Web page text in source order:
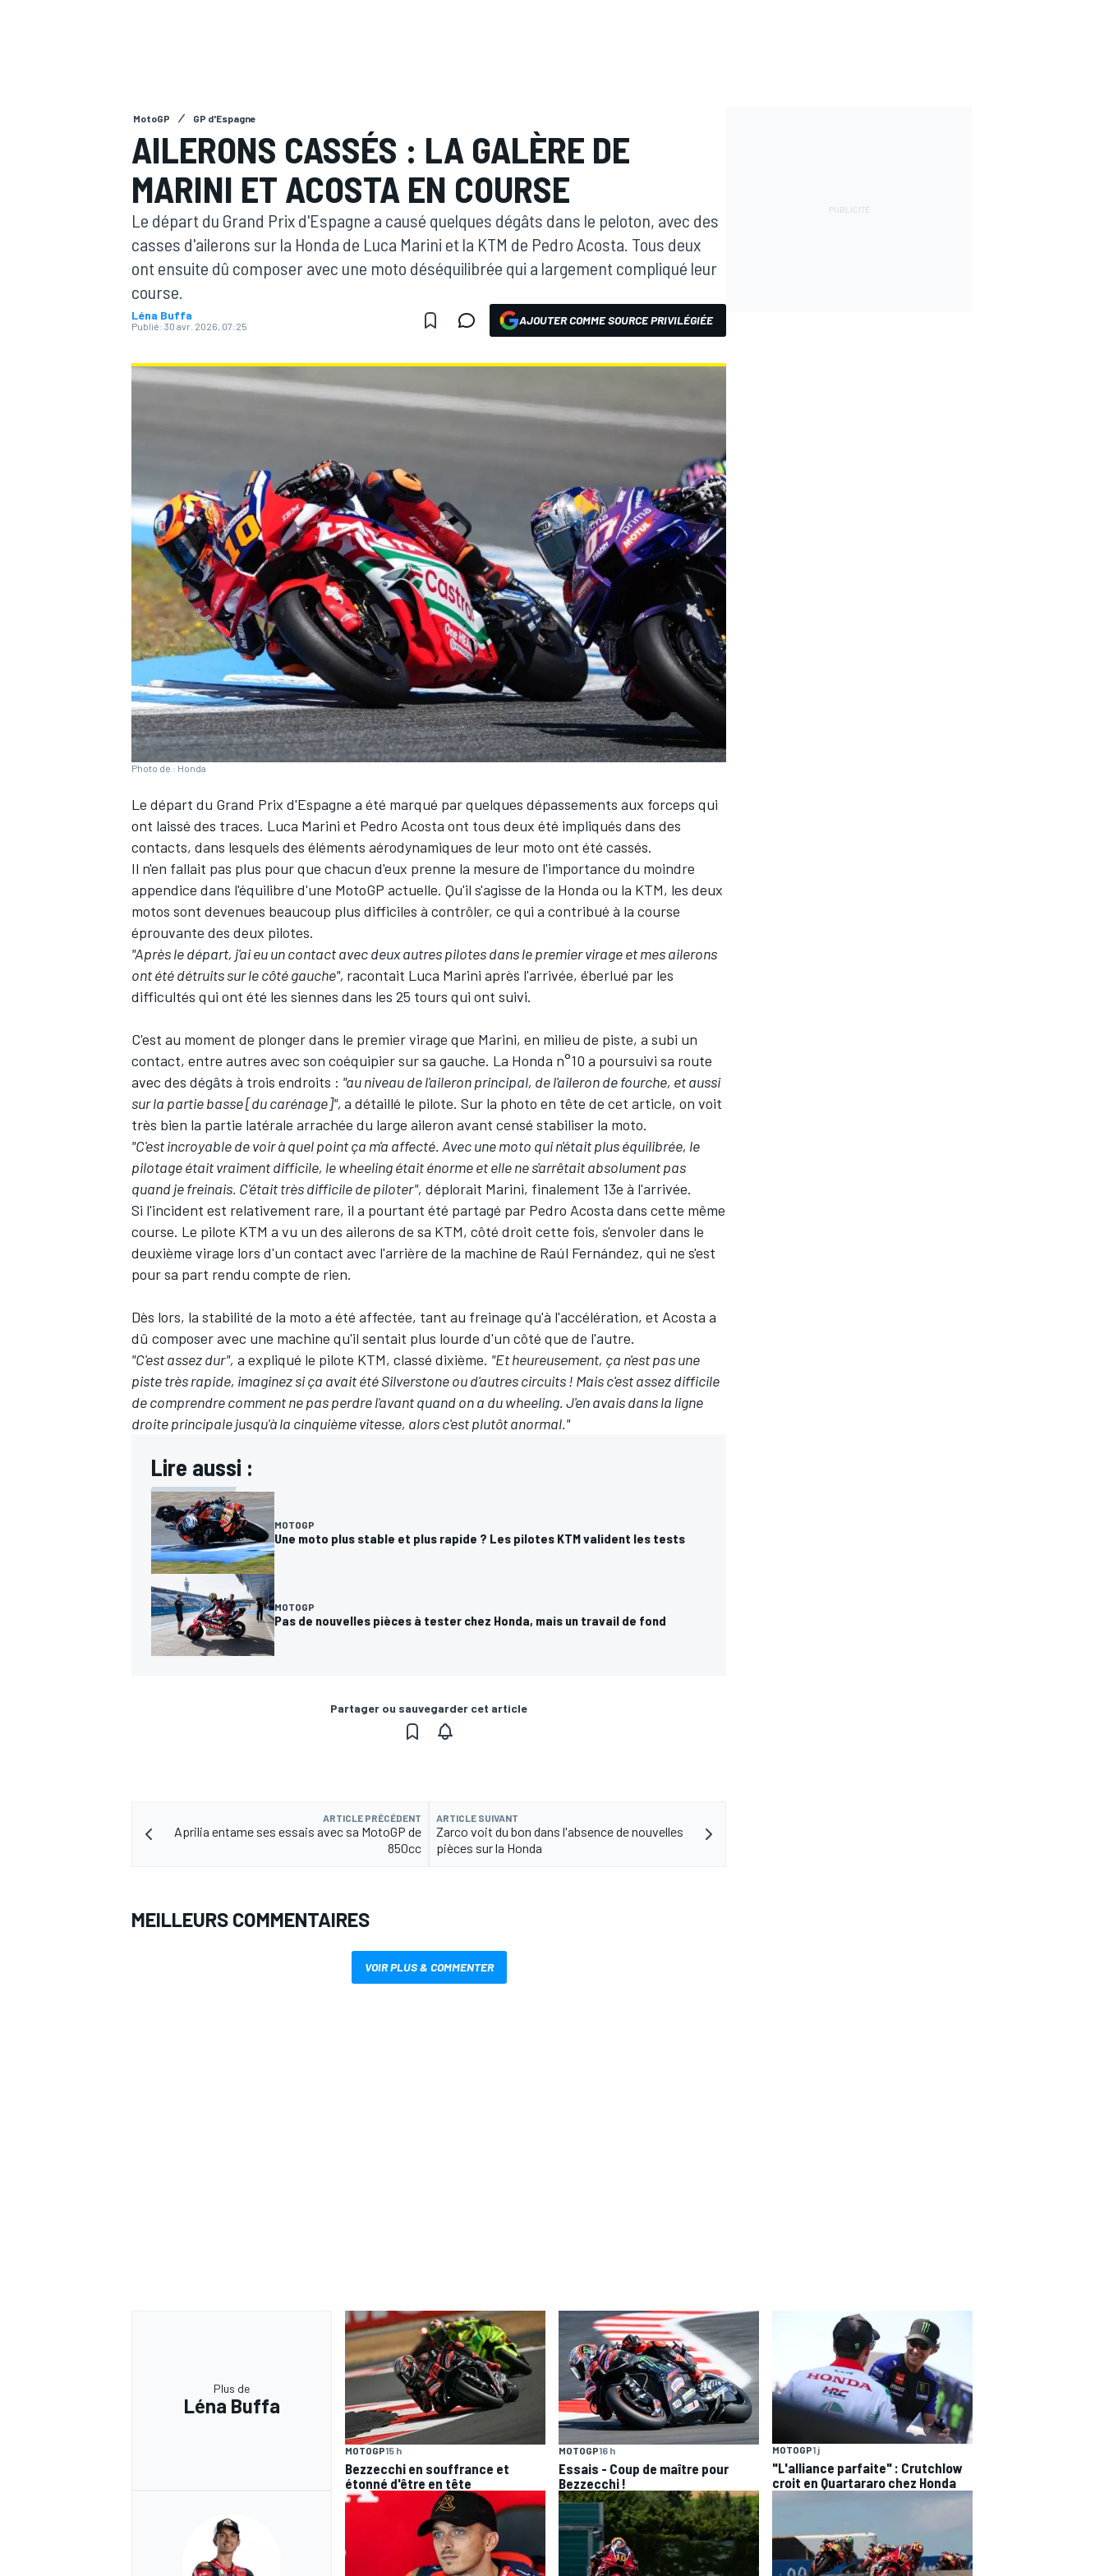
MOTOGP
WEC
AUTRES CHAMPIONNATS
MotoGP GP d'Espagne
AILERONS CASSÉS : LA GALÈRE DE
MARINI ET ACOSTA EN COURSE
Le départ du Grand Prix d'Espagne a causé quelques dégâts dans le peloton, avec des
casses d'ailerons sur la Honda de Luca Marini et la KTM de Pedro Acosta. Tous deux
ont ensuite dû composer avec une moto déséquilibrée qui a largement compliqué leur
course.
Léna Buffa
Publié: 30 avr. 2026, 07:25 AJOUTER COMME SOURCE PRIVILÉGIÉE
Photo de : Honda
Le départ du Grand Prix d'Espagne a été marqué par quelques dépassements aux forceps qui
ont laissé des traces. Luca Marini et Pedro Acosta ont tous deux été impliqués dans des
contacts, dans lesquels des éléments aérodynamiques de leur moto ont été cassés.
Il n'en fallait pas plus pour que chacun d'eux prenne la mesure de l'importance du moindre
appendice dans l'équilibre d'une MotoGP actuelle. Qu'il s'agisse de la Honda ou la KTM, les deux
motos sont devenues beaucoup plus difficiles à contrôler, ce qui a contribué à la course
éprouvante des deux pilotes.
"Après le départ, j'ai eu un contact avec deux autres pilotes dans le premier virage et mes ailerons
ont été détruits sur le côté gauche", racontait Luca Marini après l'arrivée, éberlué par les
difficultés qui ont été les siennes dans les 25 tours qui ont suivi.
C'est au moment de plonger dans le premier virage que Marini, en milieu de piste, a subi un
contact, entre autres avec son coéquipier sur sa gauche. La Honda n°10 a poursuivi sa route
avec des dégâts à trois endroits : "au niveau de l'aileron principal, de l'aileron de fourche, et aussi
sur la partie basse [du carénage]", a détaillé le pilote. Sur la photo en tête de cet article, on voit
très bien la partie latérale arrachée du large aileron avant censé stabiliser la moto.
"C'est incroyable de voir à quel point ça m'a affecté. Avec une moto qui n'était plus équilibrée, le
pilotage était vraiment difficile, le wheeling était énorme et elle ne s'arrêtait absolument pas
quand je freinais. C'était très difficile de piloter", déplorait Marini, finalement 13e à l'arrivée.
Si l'incident est relativement rare, il a pourtant été partagé par Pedro Acosta dans cette même
course. Le pilote KTM a vu un des ailerons de sa KTM, côté droit cette fois, s'envoler dans le
deuxième virage lors d'un contact avec l'arrière de la machine de Raúl Fernández, qui ne s'est
pour sa part rendu compte de rien.
Dès lors, la stabilité de la moto a été affectée, tant au freinage qu'à l'accélération, et Acosta a
dû composer avec une machine qu'il sentait plus lourde d'un côté que de l'autre.
"C'est assez dur", a expliqué le pilote KTM, classé dixième. "Et heureusement, ça n'est pas une
piste très rapide, imaginez si ça avait été Silverstone ou d'autres circuits! Mais c'est assez difficile
de comprendre comment ne pas perdre l'avant quand on a du wheeling. J'en avais dans la ligne
droite principale jusqu'à la cinquième vitesse, alors c'est plutôt anormal."
Lire aussi :
MOTOGP
Une moto plus stable et plus rapide ? Les pilotes KTM valident les tests
MOTOGP
Pas de nouvelles pièces à tester chez Honda, mais un travail de fond
Partager ou sauvegarder cet article
ARTICLE PRÉCÉDENT
Aprilia entame ses essais avec sa MotoGP de
850cc
ARTICLE SUIVANT
Zarco voit du bon dans l'absence de nouvelles
pièces sur la Honda
MEILLEURS COMMENTAIRES
VOIR PLUS & COMMENTER
Plus de
Léna Buffa
MOTOGP15 h
Bezzecchi en souffrance et
étonné d'être en tête
MOTOGP16 h
Essais - Coup de maître pour
Bezzecchi !
MOTOGP1 j
"L'alliance parfaite" : Crutchlow
croit en Quartararo chez Honda